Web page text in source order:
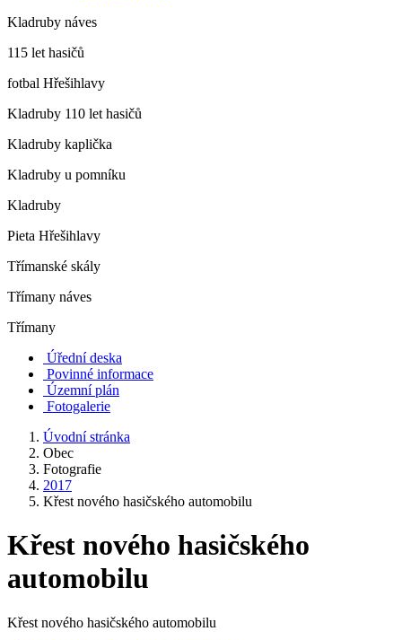
Kladruby náves
115 let hasičů
fotbal Hřešihlavy
Kladruby 110 let hasičů
Kladruby kaplička
Kladruby u pomníku
Kladruby
Pieta Hřešihlavy
Třímanské skály
Třímany náves
Třímany
Úřední deska
Povinné informace
Územní plán
Fotogalerie
Úvodní stránka
Obec
Fotografie
2017
Křest nového hasičského automobilu
Křest nového hasičského
automobilu
Křest nového hasičského automobilu